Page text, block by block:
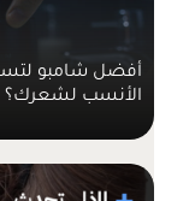
أفضل شامبو
الأنسب لشعرك؟